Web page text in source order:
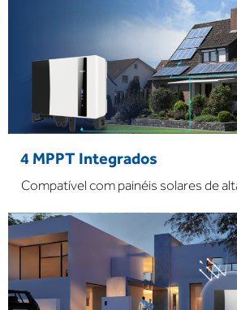
4 MPPT Integrados
Compatível com painéis solares de